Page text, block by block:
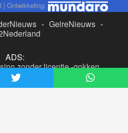
| Ontwikkeling:
- GelreNieuws -
ADS:
zonder licentie-gokken
online casino nederland